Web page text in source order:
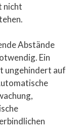
nicht
Abstände
Ein
ungehindert auf